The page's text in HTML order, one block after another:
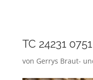
TC 24231 0751
von Gerrys Braut-